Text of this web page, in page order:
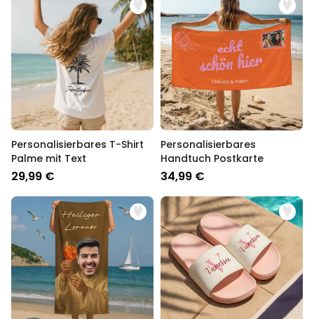
Personalisierbares T-Shirt
Palme mit Text
29,99 €
Personalisierbares
Handtuch Postkarte
34,99 €